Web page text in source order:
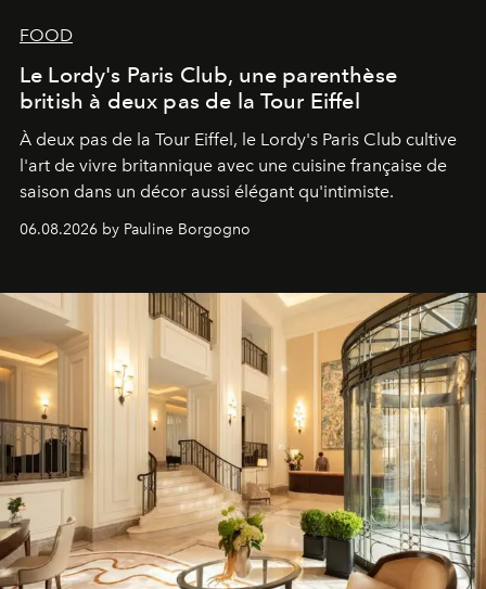
FOOD
Le Lordy's Paris Club, une parenthèse
british à deux pas de la Tour Eiffel
À deux pas de la Tour Eiffel, le Lordy's Paris Club cultive
l'art de vivre britannique avec une cuisine française de
saison dans un décor aussi élégant qu'intimiste.
06.08.2026 by Pauline Borgogno